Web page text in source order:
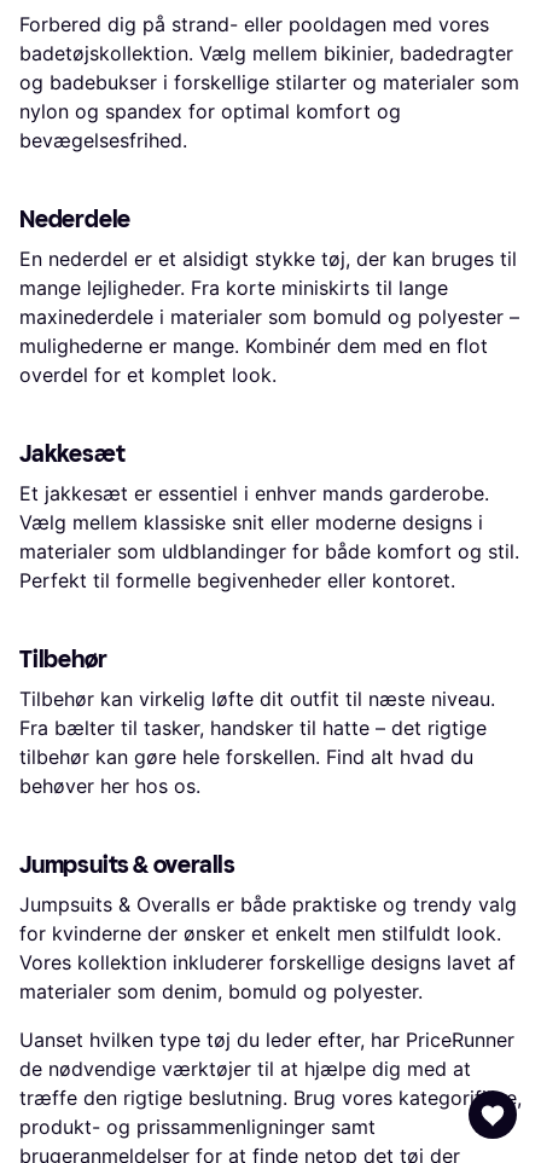
Forbered dig på strand- eller pooldagen med vores
badetøjskollektion. Vælg mellem bikinier, badedragter
og badebukser i forskellige stilarter og materialer som
nylon og spandex for optimal komfort og
bevægelsesfrihed.
Nederdele
En nederdel er et alsidigt stykke tøj, der kan bruges til
mange lejligheder. Fra korte miniskirts til lange
maxinederdele i materialer som bomuld og polyester –
mulighederne er mange. Kombinér dem med en flot
overdel for et komplet look.
Jakkesæt
Et jakkesæt er essentiel i enhver mands garderobe.
Vælg mellem klassiske snit eller moderne designs i
materialer som uldblandinger for både komfort og stil.
Perfekt til formelle begivenheder eller kontoret.
Tilbehør
Tilbehør kan virkelig løfte dit outfit til næste niveau.
Fra bælter til tasker, handsker til hatte – det rigtige
tilbehør kan gøre hele forskellen. Find alt hvad du
behøver her hos os.
Jumpsuits & overalls
Jumpsuits & Overalls er både praktiske og trendy valg
for kvinderne der ønsker et enkelt men stilfuldt look.
Vores kollektion inkluderer forskellige designs lavet af
materialer som denim, bomuld og polyester.
Uanset hvilken type tøj du leder efter, har PriceRunner
de nødvendige værktøjer til at hjælpe dig med at
træffe den rigtige beslutning. Brug vores kategorifiltre,
produkt- og prissammenligninger samt
brugeranmeldelser for at finde netop det tøj der